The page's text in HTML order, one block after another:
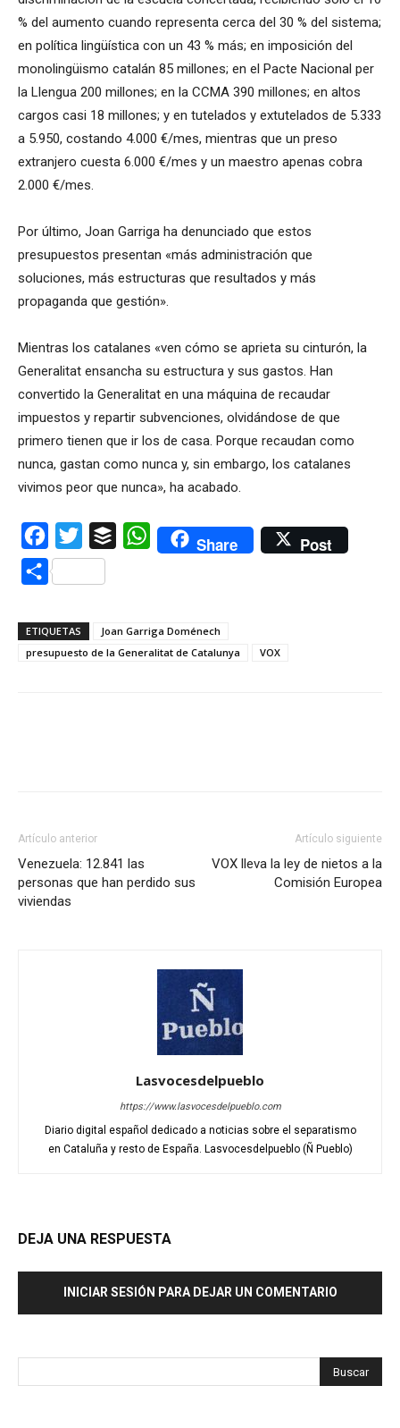
% del aumento cuando representa cerca del 30 % del sistema;
en política lingüística con un 43 % más; en imposición del
monolingüismo catalán 85 millones; en el Pacte Nacional per
la Llengua 200 millones; en la CCMA 390 millones; en altos
cargos casi 18 millones; y en tutelados y extutelados de 5.333
a 5.950, costando 4.000 €/mes, mientras que un preso
extranjero cuesta 6.000 €/mes y un maestro apenas cobra
2.000 €/mes.
Por último, Joan Garriga ha denunciado que estos
presupuestos presentan «más administración que
soluciones, más estructuras que resultados y más
propaganda que gestión».
Mientras los catalanes «ven cómo se aprieta su cinturón, la
Generalitat ensancha su estructura y sus gastos. Han
convertido la Generalitat en una máquina de recaudar
impuestos y repartir subvenciones, olvidándose de que
primero tienen que ir los de casa. Porque recaudan como
nunca, gastan como nunca y, sin embargo, los catalanes
vivimos peor que nunca», ha acabado.
Facebook
Twitter Buffer WhatsAppShare Post
Compartir
ETIQUETAS
Joan Garriga Doménech
presupuesto de la Generalitat de Catalunya
VOX
Artículo anterior
Venezuela: 12.841 las
personas que han perdido sus
viviendas
Artículo siguiente
VOX lleva la ley de nietos a la
Comisión Europea
Lasvocesdelpueblo
https://www.lasvocesdelpueblo.com
Diario digital español dedicado a noticias sobre el separatismo
en Cataluña y resto de España. Lasvocesdelpueblo (Ñ Pueblo)
DEJA UNA RESPUESTA
INICIAR SESIÓN PARA DEJAR UN COMENTARIO